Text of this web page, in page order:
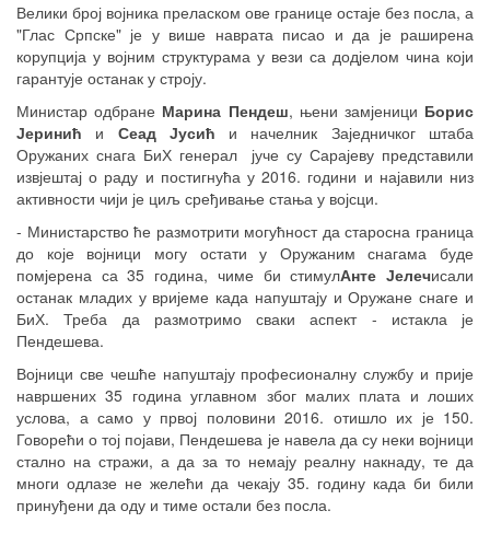
Велики број војника преласком ове границе остаје без посла, а
"Глас Српске" је у више наврата писао и да је раширена
корупција у војним структурама у вези са додјелом чина који
гарантује останак у строју.
Министар одбране Марина Пендеш, њени замјеници Борис
Јеринић и Сеад Јусић и начелник Заједничког штаба
Оружаних снага БиХ генерал јуче су Сарајеву представили
извјештај о раду и постигнућа у 2016. години и најавили низ
активности чији је циљ сређивање стања у војсци.
- Министарство ће размотрити могућност да старосна граница
до које војници могу остати у Оружаним снагама буде
помјерена са 35 година, чиме би стимулАнте Јелечисали
останак младих у вријеме када напуштају и Оружане снаге и
БиХ. Треба да размотримо сваки аспект - истакла је
Пендешева.
Војници све чешће напуштају професионалну службу и прије
навршених 35 година углавном због малих плата и лоших
услова, а само у првој половини 2016. отишло их је 150.
Говорећи о тој појави, Пендешева је навела да су неки војници
стално на стражи, а да за то немају реалну накнаду, те да
многи одлазе не желећи да чекају 35. годину када би били
принуђени да оду и тиме остали без посла.